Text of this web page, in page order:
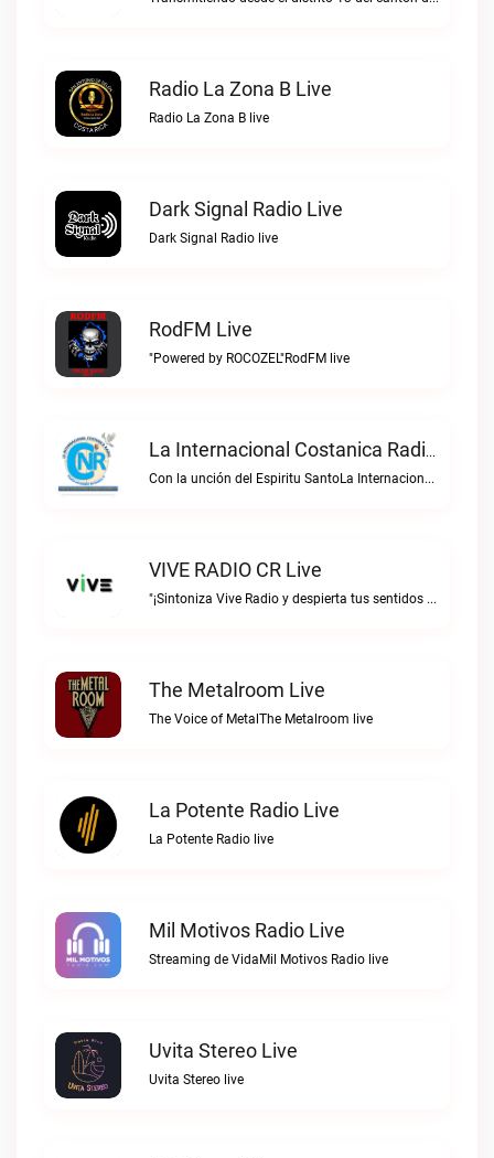
Radio La Zona B Live
Radio La Zona B live
Dark Signal Radio Live
Dark Signal Radio live
RodFM Live
"Powered by ROCOZEL"RodFM live
La Internacional Costanica Radio Live
Con la unción del Espiritu SantoLa Internacional Costanica Radio live
VIVE RADIO CR Live
"¡Sintoniza Vive Radio y despierta tus sentidos al ritmo de la vida!"VIVE RADIO CR live
The Metalroom Live
The Voice of MetalThe Metalroom live
La Potente Radio Live
La Potente Radio live
Mil Motivos Radio Live
Streaming de VidaMil Motivos Radio live
Uvita Stereo Live
Uvita Stereo live